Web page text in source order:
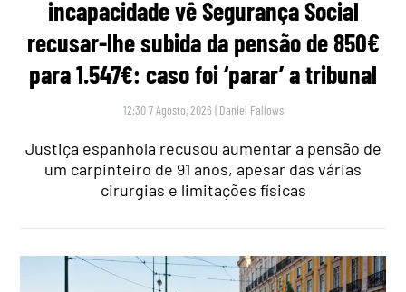
incapacidade vê Segurança Social
recusar-lhe subida da pensão de 850€
para 1.547€: caso foi ‘parar’ a tribunal
12:30 7 Agosto, 2026 | Daniel Fallows
Justiça espanhola recusou aumentar a pensão de
um carpinteiro de 91 anos, apesar das várias
cirurgias e limitações físicas